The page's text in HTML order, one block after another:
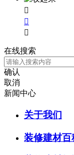



在线搜索
确认
取消
新闻中心
关于我们
装修建材百